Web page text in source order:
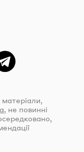
Telegram
, не повинні